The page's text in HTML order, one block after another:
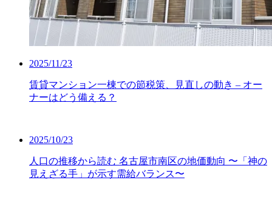
2025/11/23
賃貸マンション一棟での節税策、見直しの動き – オー
ナーはどう備える？
2025/10/23
人口の推移から読む 名古屋市南区の地価動向 〜「神の
見えざる手」が示す需給バランス〜